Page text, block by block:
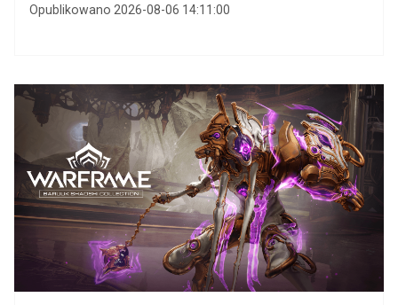
Opublikowano 2026-08-06 14:11:00